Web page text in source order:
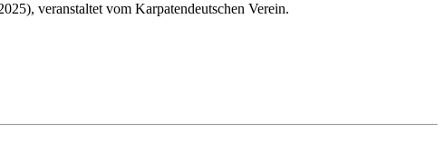
veranstaltet vom Karpatendeutschen Verein.